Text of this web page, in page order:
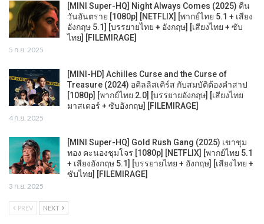
[MINI Super-HQ] Night Always Comes (2025) คืน
วันอันตราย [1080p] [NETFLIX] [พากย์ไทย 5.1 + เสียง
อังกฤษ 5.1] [บรรยายไทย + อังกฤษ] [เสียงไทย + ซับ
ไทย] [FILEMIRAGE]
5 ก.ย. 2025
[MINI-HD] Achilles Curse and the Curse of
Treasure (2024) อคิลลิสเคิร์ส กับสมบัติต้องคำสาป
[1080p] [พากย์ไทย 2.0] [บรรยายอังกฤษ] [เสียงไทย
มาสเตอร์ + ซับอังกฤษ] [FILEMIRAGE]
4 ก.ย. 2025
[MINI Super-HQ] Gold Rush Gang (2025) เขาชุม
ทอง คะนองชุมโจร [1080p] [NETFLIX] [พากย์ไทย 5.1
+ เสียงอังกฤษ 5.1] [บรรยายไทย + อังกฤษ] [เสียงไทย +
ซับไทย] [FILEMIRAGE]
3 ก.ย. 2025
PREV NEXT